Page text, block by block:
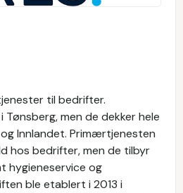
til bedrifter.
men de dekker hele
Innlandet. Primærtjenesten
hos bedrifter, men de tilbyr
hygieneservice og
ble etablert i 2013 i